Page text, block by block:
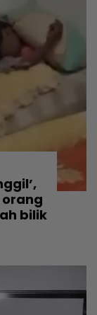
bilik